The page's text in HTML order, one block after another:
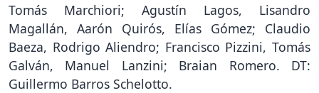
Tomás Marchiori; Agustín Lagos, Lisandro
Magallán, Aarón Quirós, Elías Gómez; Claudio
Baeza, Rodrigo Aliendro; Francisco Pizzini, Tomás
Galván, Manuel Lanzini; Braian Romero. DT:
Guillermo Barros Schelotto.